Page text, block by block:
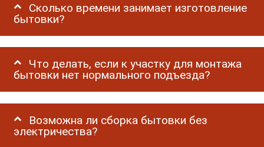
Сколько времени занимает изготовление
бытовки?
Что делать, если к участку для монтажа
бытовки нет нормального подъезда?
Возможна ли сборка бытовки без
электричества?